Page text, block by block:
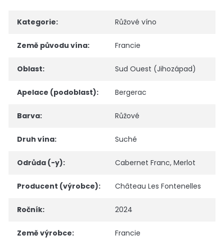
Kategorie: Růžové víno
Země původu vína: Francie
Oblast: Sud Ouest (Jihozápad)
Apelace (podoblast): Bergerac
Barva: Růžové
Druh vína: Suché
Odrůda (-y): Cabernet Franc, Merlot
Producent (výrobce): Château Les Fontenelles
Ročník: 2024
Země výrobce: Francie